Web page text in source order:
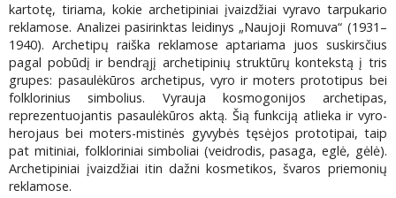
kartotę, tiriama, kokie archetipiniai įvaizdžiai vyravo tarpukario
reklamose. Analizei pasirinktas leidinys „Naujoji Romuva“ (1931–
1940). Archetipų raiška reklamose aptariama juos suskirsčius
pagal pobūdį ir bendrąjį archetipinių struktūrų kontekstą į tris
grupes: pasaulėkūros archetipus, vyro ir moters prototipus bei
folklorinius simbolius. Vyrauja kosmogonijos archetipas,
reprezentuojantis pasaulėkūros aktą. Šią funkciją atlieka ir vyro-
herojaus bei moters-mistinės gyvybės tęsėjos prototipai, taip
pat mitiniai, folkloriniai simboliai (veidrodis, pasaga, eglė, gėlė).
Archetipiniai įvaizdžiai itin dažni kosmetikos, švaros priemonių
reklamose.